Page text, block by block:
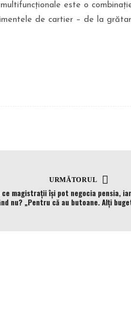
este o
de cartier – de la
URMĂTORUL
ce magistrații își pot negocia pensia,
nu? „Pentru că au butoane. Alți